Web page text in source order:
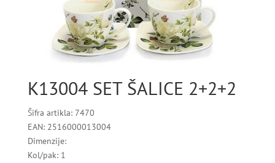
K13004 SET ŠALICE 2+2+2
Šifra artikla: 7470
EAN: 2516000013004
Dimenzije:
Kol/pak: 1